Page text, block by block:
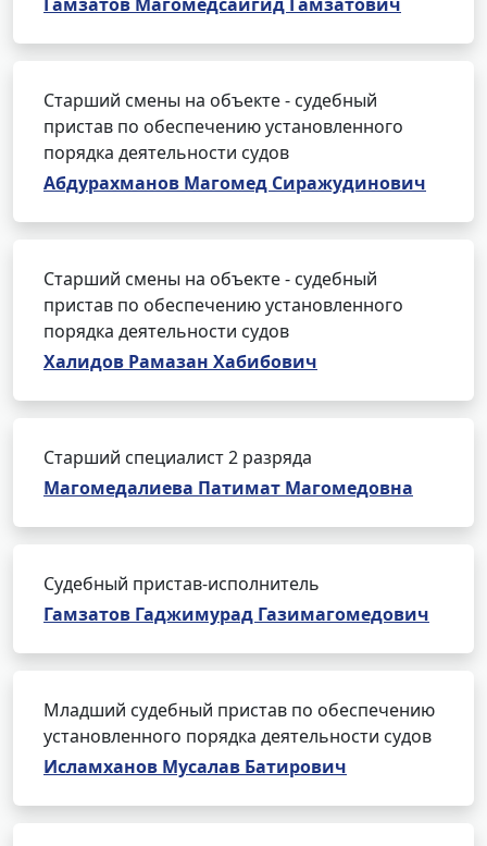
Старший смены на объекте - судебный
пристав по обеспечению установленного
порядка деятельности судов
Абдурахманов Магомед Сиражудинович
Старший смены на объекте - судебный
пристав по обеспечению установленного
порядка деятельности судов
Халидов Рамазан Хабибович
Старший специалист 2 разряда
Магомедалиева Патимат Магомедовна
Судебный пристав-исполнитель
Гамзатов Гаджимурад Газимагомедович
Младший судебный пристав по обеспечению
установленного порядка деятельности судов
Исламханов Мусалав Батирович